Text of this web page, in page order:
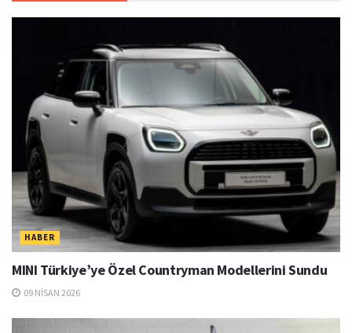
HABER
MINI Türkiye’ye Özel Countryman Modellerini Sundu
09 NISAN 2026